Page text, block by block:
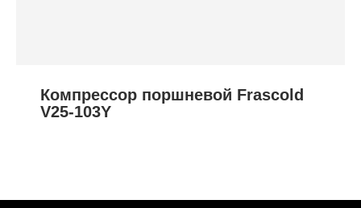
Компрессор поршневой Frascold
V25-103Y